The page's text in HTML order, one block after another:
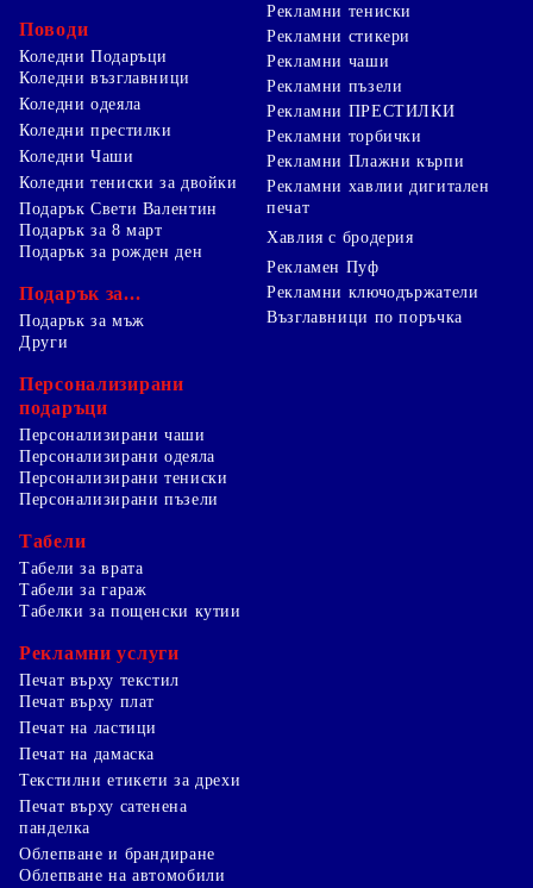
Поводи
Коледни Подаръци
Коледни възглавници
Коледни одеяла
Коледни престилки
Коледни Чаши
Коледни тениски за двойки
Подарък Свети Валентин
Подарък за 8 март
Подарък за рожден ден
Подарък за...
Подарък за мъж
Рекламни тениски
Рекламни стикери
Рекламни чаши
Рекламни пъзели
Рекламни ПРЕСТИЛКИ
Рекламни торбички
Рекламни Плажни кърпи
Рекламни хавлии дигитален
печат
Хавлия с бродерия
Рекламен Пуф
Рекламни ключодържатели
Възглавници по поръчка
Други
Персонализирани
подаръци
Персонализирани чаши
Персонализирани одеяла
Персонализирани тениски
Персонализирани пъзели
Табели
Табели за врата
Табели за гараж
Табелки за пощенски кутии
Рекламни услуги
Печат върху текстил
Печат върху плат
Печат на ластици
Печат на дамаска
Текстилни етикети за дрехи
Печат върху сатенена
панделка
Облепване и брандиране
Облепване на автомобили